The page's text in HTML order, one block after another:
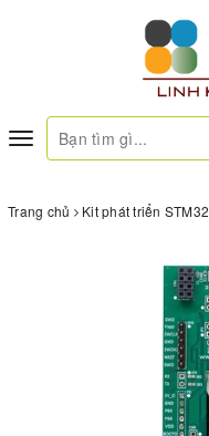
Toggle
navigation
Trang chủ Kit phát triển STM32